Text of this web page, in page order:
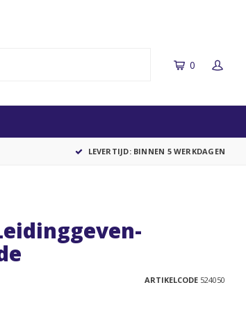
0
LEVERTIJD: BINNEN 5 WERKDAGEN
ARTIKELCODE524050